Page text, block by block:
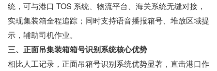
统，可与港口 TOS 系统、物流平台、海关系统无缝对接，
实现集装箱全程追踪；同时支持语音播报箱号、堆放区域提
示，辅助司机作业。
三、正面吊集装箱箱号识别系统核心优势
相比人工记录，正面吊箱号识别系统优势显著，直击港口作